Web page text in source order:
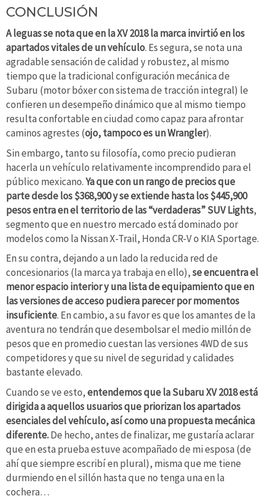
CONCLUSIÓN
A leguas se nota que en la XV 2018 la marca invirtió en los
apartados vitales de un vehículo. Es segura, se nota una
agradable sensación de calidad y robustez, al mismo
tiempo que la tradicional configuración mecánica de
Subaru (motor bóxer con sistema de tracción integral) le
confieren un desempeño dinámico que al mismo tiempo
resulta confortable en ciudad como capaz para afrontar
caminos agrestes (ojo, tampoco es un Wrangler).
Sin embargo, tanto su filosofía, como precio pudieran
hacerla un vehículo relativamente incomprendido para el
público mexicano.Ya que con un rango de precios que
parte desde los $368,900 y se extiende hasta los $445,900
pesos entra en el territorio de las “verdaderas” SUV Lights,
segmento que en nuestro mercado está dominado por
modelos como la Nissan X-Trail, Honda CR-V o KIA Sportage.
En su contra, dejando a un lado la reducida red de
concesionarios (la marca ya trabaja en ello),se encuentra el
menor espacio interior y una lista de equipamiento que en
las versiones de acceso pudiera parecer por momentos
insuficiente. En cambio, a su favor es que los amantes de la
aventura no tendrán que desembolsar el medio millón de
pesos que en promedio cuestan las versiones 4WD de sus
competidores y que su nivel de seguridad y calidades
bastante elevado.
Cuando se ve esto,entendemos que la Subaru XV 2018 está
dirigida a aquellos usuarios que priorizan los apartados
esenciales del vehículo, así como una propuesta mecánica
diferente.De hecho, antes de finalizar, me gustaría aclarar
que en esta prueba estuve acompañado de mi esposa (de
ahí que siempre escribí en plural), misma que me tiene
durmiendo en el sillón hasta que no tenga una en la
cochera…